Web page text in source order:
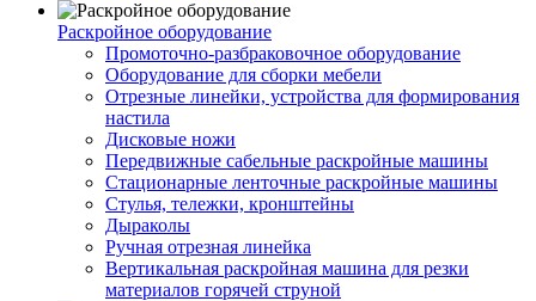
Раскройное оборудование
Промоточно-разбраковочное оборудование
Оборудование для сборки мебели
Отрезные линейки, устройства для формирования
настила
Дисковые ножи
Передвижные сабельные раскройные машины
Стационарные ленточные раскройные машины
Стулья, тележки, кронштейны
Дыраколы
Ручная отрезная линейка
Вертикальная раскройная машина для резки
материалов горячей струной